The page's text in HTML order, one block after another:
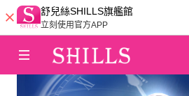
舒兒絲SHILLS旗艦館
立刻使用官方APP